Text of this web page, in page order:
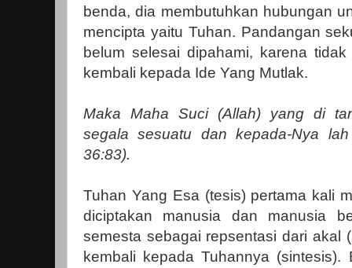
benda, dia membutuhkan hubungan
mencipta yaitu Tuhan. Pandangan
belum selesai dipahami, karena
kembali kepada Ide Yang Mutlak.
Maka Maha Suci (Allah) yang di
segala sesuatu dan kepada-Nya
36:83).
Tuhan Yang Esa (tesis) pertama kali
diciptakan manusia dan manusia
semesta sebagai repsentasi dari akal
kembali kepada Tuhannya